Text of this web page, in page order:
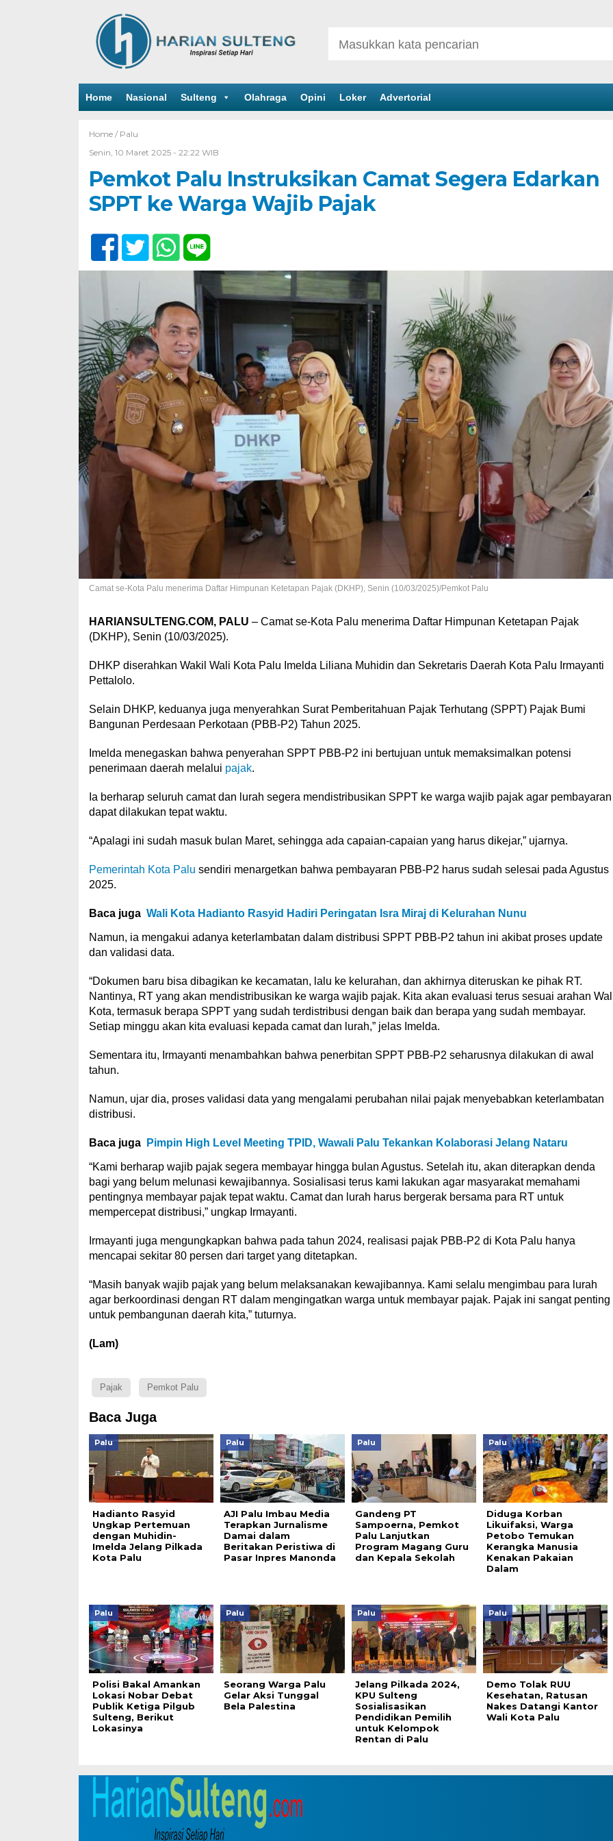
Home Nasional Sulteng Olahraga Opini Loker Advertorial
Home / Palu
Senin, 10 Maret 2025 - 22:22 WIB
Pemkot Palu Instruksikan Camat Segera Edarkan
SPPT ke Warga Wajib Pajak
Camat se-Kota Palu menerima Daftar Himpunan Ketetapan Pajak (DKHP), Senin (10/03/2025)/Pemkot Palu
HARIANSULTENG.COM, PALU – Camat se-Kota Palu menerima Daftar Himpunan Ketetapan Pajak
(DKHP), Senin (10/03/2025).
DHKP diserahkan Wakil Wali Kota Palu Imelda Liliana Muhidin dan Sekretaris Daerah Kota Palu Irmayanti
Pettalolo.
Selain DHKP, keduanya juga menyerahkan Surat Pemberitahuan Pajak Terhutang (SPPT) Pajak Bumi
Bangunan Perdesaan Perkotaan (PBB-P2) Tahun 2025.
Imelda menegaskan bahwa penyerahan SPPT PBB-P2 ini bertujuan untuk memaksimalkan potensi
penerimaan daerah melalui pajak.
Ia berharap seluruh camat dan lurah segera mendistribusikan SPPT ke warga wajib pajak agar pembayaran
dapat dilakukan tepat waktu.
“Apalagi ini sudah masuk bulan Maret, sehingga ada capaian-capaian yang harus dikejar,” ujarnya.
Pemerintah Kota Palu sendiri menargetkan bahwa pembayaran PBB-P2 harus sudah selesai pada Agustus
2025.
Baca juga Wali Kota Hadianto Rasyid Hadiri Peringatan Isra Miraj di Kelurahan Nunu
Namun, ia mengakui adanya keterlambatan dalam distribusi SPPT PBB-P2 tahun ini akibat proses update
dan validasi data.
“Dokumen baru bisa dibagikan ke kecamatan, lalu ke kelurahan, dan akhirnya diteruskan ke pihak RT.
Nantinya, RT yang akan mendistribusikan ke warga wajib pajak. Kita akan evaluasi terus sesuai arahan
Kota, termasuk berapa SPPT yang sudah terdistribusi dengan baik dan berapa yang sudah membayar.
Setiap minggu akan kita evaluasi kepada camat dan lurah,” jelas Imelda.
Sementara itu, Irmayanti menambahkan bahwa penerbitan SPPT PBB-P2 seharusnya dilakukan di awal
tahun.
Namun, ujar dia, proses validasi data yang mengalami perubahan nilai pajak menyebabkan keterlambatan
distribusi.
Baca juga Pimpin High Level Meeting TPID, Wawali Palu Tekankan Kolaborasi Jelang Nataru
“Kami berharap wajib pajak segera membayar hingga bulan Agustus. Setelah itu, akan diterapkan denda
bagi yang belum melunasi kewajibannya. Sosialisasi terus kami lakukan agar masyarakat memahami
pentingnya membayar pajak tepat waktu. Camat dan lurah harus bergerak bersama para RT untuk
mempercepat distribusi,” ungkap Irmayanti.
Irmayanti juga mengungkapkan bahwa pada tahun 2024, realisasi pajak PBB-P2 di Kota Palu hanya
mencapai sekitar 80 persen dari target yang ditetapkan.
“Masih banyak wajib pajak yang belum melaksanakan kewajibannya. Kami selalu mengimbau para lurah
agar berkoordinasi dengan RT dalam mengingatkan warga untuk membayar pajak. Pajak ini sangat penting
untuk pembangunan daerah kita,” tuturnya.
(Lam)
Pajak Pemkot Palu
Baca Juga
Palu
Hadianto Rasyid
Ungkap Pertemuan
dengan Muhidin-
Imelda Jelang Pilkada
Kota Palu
Palu
AJI Palu Imbau Media
Terapkan Jurnalisme
Damai dalam
Beritakan Peristiwa di
Pasar Inpres Manonda
Palu
Gandeng PT
Sampoerna, Pemkot
Palu Lanjutkan
Program Magang Guru
dan Kepala Sekolah
Palu
Diduga Korban
Likuifaksi, Warga
Petobo Temukan
Kerangka Manusia
Kenakan Pakaian
Dalam
Palu
Polisi Bakal Amankan
Lokasi Nobar Debat
Publik Ketiga Pilgub
Sulteng, Berikut
Lokasinya
Palu
Seorang Warga Palu
Gelar Aksi Tunggal
Bela Palestina
Palu
Jelang Pilkada 2024,
KPU Sulteng
Sosialisasikan
Pendidikan Pemilih
untuk Kelompok
Rentan di Palu
Palu
Demo Tolak RUU
Kesehatan, Ratusan
Nakes Datangi Kantor
Wali Kota Palu